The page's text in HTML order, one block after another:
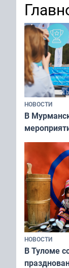
коренных
НОВОСТИ
В
НОВОСТИ
В Туломе